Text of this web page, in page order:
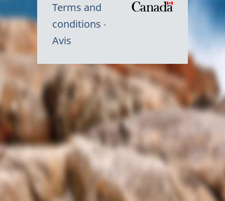
Terms and
conditions
Avis
Symbole
du
Canada